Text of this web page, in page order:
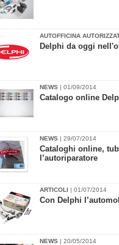
AUTOFFICINA
Delphi da oggi
NEWS | 01/09/2014
Catalogo online
NEWS | 29/07/2014
Cataloghi online,
l’autoriparatore
ARTICOLI | 01/07/2014
Con Delphi
NEWS | 20/05/2014